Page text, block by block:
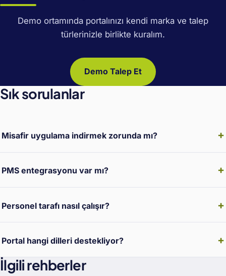
Demo ortamında portalınızı kendi marka ve talep
türlerinizle birlikte kuralım.
Demo Talep Et
Sık sorulanlar
Misafir uygulama indirmek zorunda mı?
PMS entegrasyonu var mı?
Personel tarafı nasıl çalışır?
Portal hangi dilleri destekliyor?
İlgili rehberler